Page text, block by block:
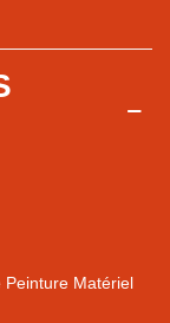
Peinture Matériel